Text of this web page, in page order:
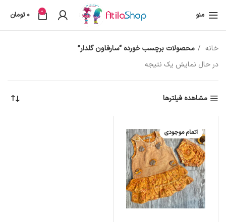
منو 0
0 تومان
خانه
محصولات برچسب خورده “سارفاون گلدار”
در حال نمایش یک نتیجه
مشاهده فیلترها
اتمام موجودی